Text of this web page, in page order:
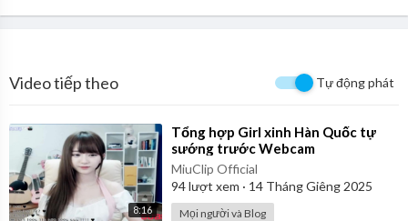
Video tiếp theo Tự động phát
8:16
⁣Tổng hợp Girl xinh Hàn Quốc tự
sướng trước Webcam
MiuClip Official
94lượt xem · 14 Tháng Giêng 2025
Mọi người và Blog